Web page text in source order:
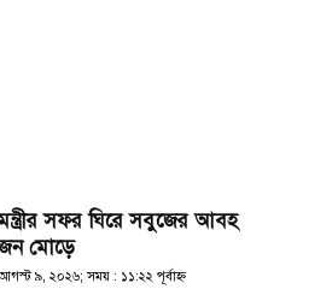
সফর ঘিরে সবুজের আবহ
মোড়ে
৯, ২০২৬; সময় : ১১:২২ পূর্বাহ্ণ